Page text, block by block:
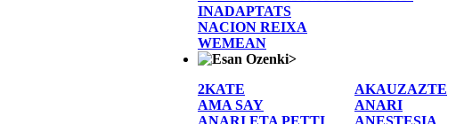
INADAPTATS
NACION REIXA
WEMEAN
>
2KATE
AKAUZAZTE
AMA SAY
ANARI
ANARI ETA PETTI
ANESTESIA